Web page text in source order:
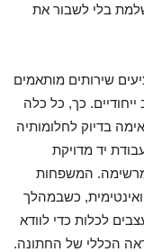
בלי לשבור את
שירותים מותאמים
ייחודיים. כך, כל כלה
בדיוק לחלומותיה
יד מדויקת
מרשימה. המשפחות
כשבמהלך
לכלות כדי לוודא
הכללי של החתונה.